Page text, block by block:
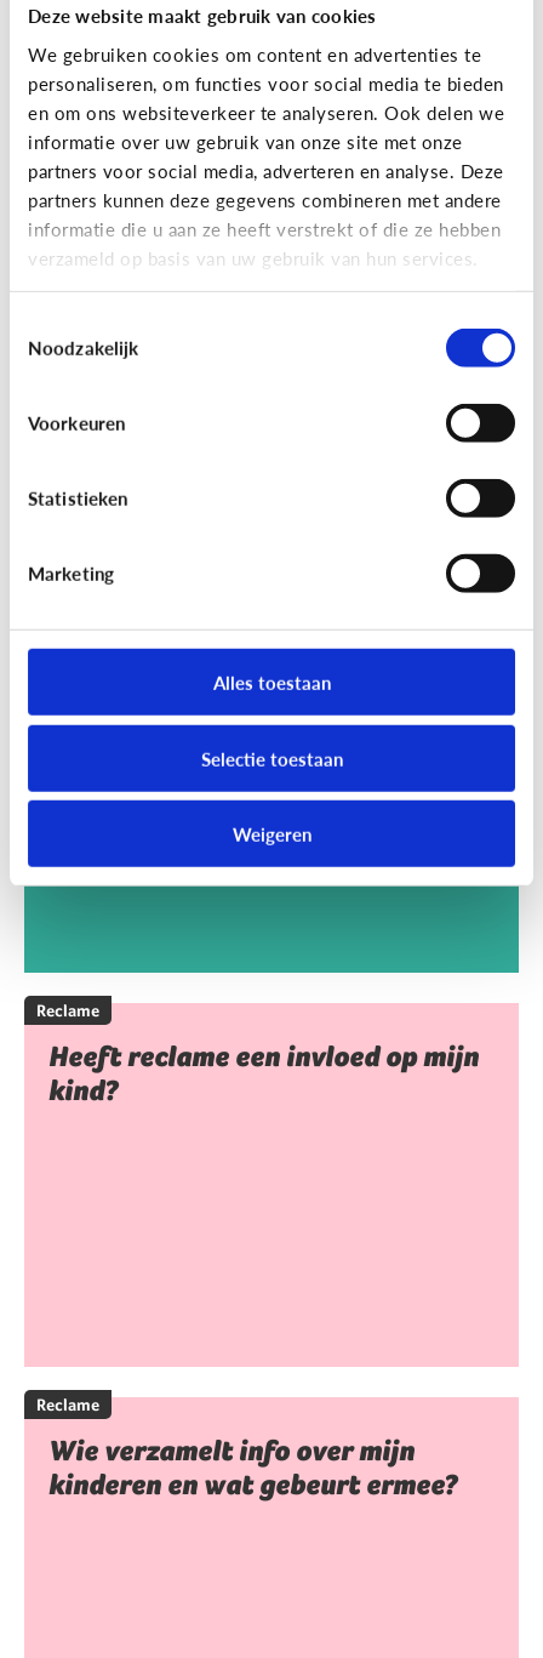
Deze website maakt gebruik van cookies
We gebruiken cookies om content en advertenties te
personaliseren, om functies voor social media te bieden
en om ons websiteverkeer te analyseren. Ook delen we
informatie over uw gebruik van onze site met onze
partners voor social media, adverteren en analyse. Deze
partners kunnen deze gegevens combineren met andere
informatie die u aan ze heeft verstrekt of die ze hebben
verzameld op basis van uw gebruik van hun services.
Noodzakelijk
Voorkeuren
Statistieken
Marketing
Alles toestaan
Selectie toestaan
Weigeren
Reclame
[Game] Game jezelf reclamewijs
reclamegames speelt?
Reclame
Heeft reclame een invloed op mijn
kind?
Reclame
Wie verzamelt info over mijn
kinderen en wat gebeurt ermee?